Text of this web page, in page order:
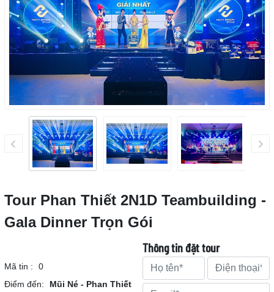
Tour Phan Thiết 2N1D Teambuilding -
Gala Dinner Trọn Gói
Mã tin :
0
Điểm đến:
Mũi Né - Phan Thiết
Thông tin đặt tour